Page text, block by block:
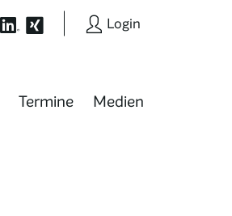
Login
Termine Medien